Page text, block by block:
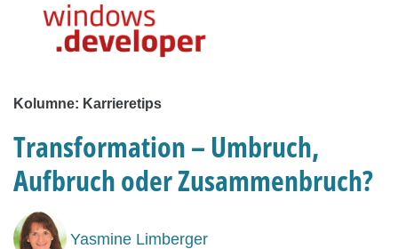
Kolumne: Karrieretips
Transformation – Umbruch,
Aufbruch oder Zusammenbruch?
Yasmine Limberger